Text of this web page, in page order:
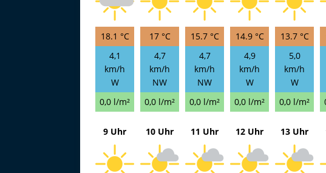
18.1 °C
4,1
km/h
W
0,0 l/m²
17 °C
4,7
km/h
NW
0,0 l/m²
15.7 °C
4,7
km/h
NW
0,0 l/m²
14.9 °C
4,9
km/h
W
0,0 l/m²
13.7 °C
5,0
km/h
W
0,0 l/m²
9 Uhr 10 Uhr 11 Uhr 12 Uhr 13 Uhr